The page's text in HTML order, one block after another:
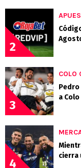
2
3
COLO
a
4
cierra